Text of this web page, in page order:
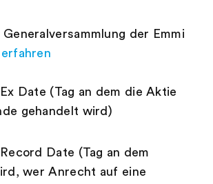
der Emmi
Date (Tag an dem die Aktie
gehandelt wird)
Date (Tag an dem
wer Anrecht auf eine